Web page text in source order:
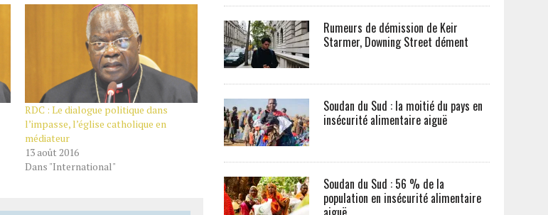
RDC : Le dialogue politique dans
l’impasse, l’église catholique en
médiateur
13 août 2016
Dans "International"
Rumeurs de démission de Keir
Starmer, Downing Street dément
Soudan du Sud : la moitié du pays en
insécurité alimentaire aiguë
Soudan du Sud : 56 % de la
population en insécurité alimentaire